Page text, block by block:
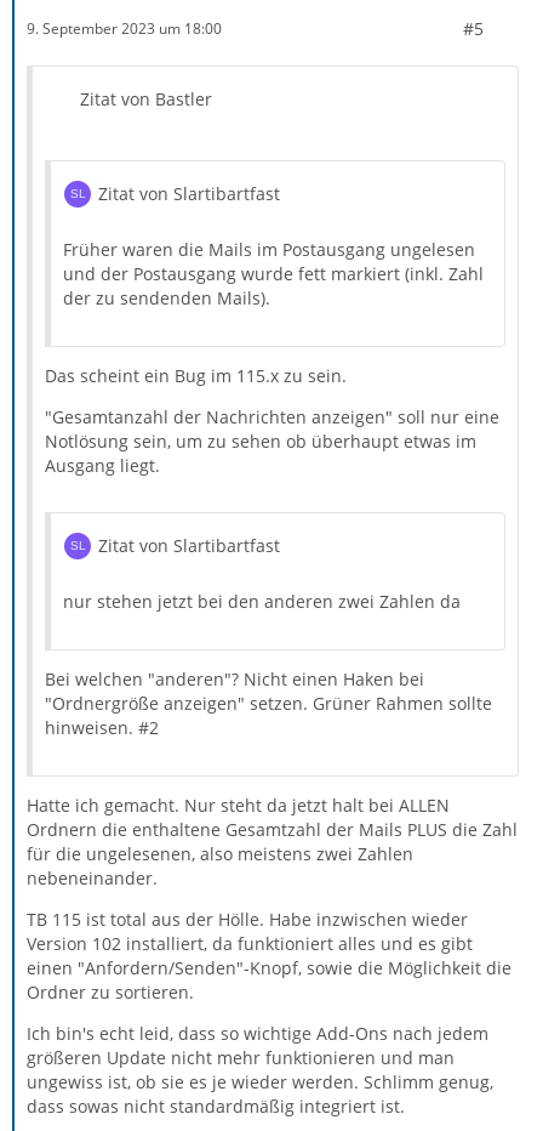
9. September 2023 um 18:00 #5
Zitat von Bastler
Zitat von Slartibartfast
Früher waren die Mails im Postausgang ungelesen
und der Postausgang wurde fett markiert (inkl. Zahl
der zu sendenden Mails).
Das scheint ein Bug im 115.x zu sein.
"Gesamtanzahl der Nachrichten anzeigen" soll nur eine
Notlösung sein, um zu sehen ob überhaupt etwas im
Ausgang liegt.
Zitat von Slartibartfast
nur stehen jetzt bei den anderen zwei Zahlen da
Bei welchen "anderen"? Nicht einen Haken bei
"Ordnergröße anzeigen" setzen. Grüner Rahmen sollte
hinweisen. #2
Hatte ich gemacht. Nur steht da jetzt halt bei ALLEN
Ordnern die enthaltene Gesamtzahl der Mails PLUS die Zahl
für die ungelesenen, also meistens zwei Zahlen
nebeneinander.
TB 115 ist total aus der Hölle. Habe inzwischen wieder
Version 102 installiert, da funktioniert alles und es gibt
einen "Anfordern/Senden"-Knopf, sowie die Möglichkeit die
Ordner zu sortieren.
Ich bin's echt leid, dass so wichtige Add-Ons nach jedem
größeren Update nicht mehr funktionieren und man
ungewiss ist, ob sie es je wieder werden. Schlimm genug,
dass sowas nicht standardmäßig integriert ist.